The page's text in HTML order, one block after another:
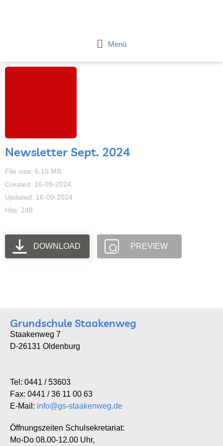
Flyout
Menü
Newsletter Sept. 2024
File size: 6.15 MB
Created: 16-09-2024
Updated: 16-09-2024
Hits: 248
DOWNLOAD PREVIEW
Grundschule Staakenweg
Staakenweg 7
D-26131 Oldenburg
Tel: 0441 / 53603
Fax: 0441 / 36 11 00 63
E-Mail: info@gs-staakenweg.de
Öffnungszeiten Schulsekretariat:
Mo-Do 08.00-12.00 Uhr,